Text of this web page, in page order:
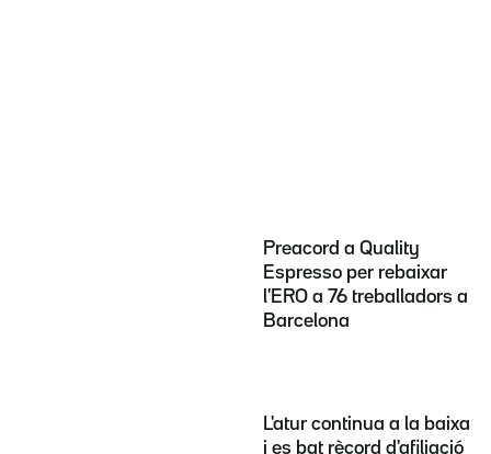
Preacord a Quality
Espresso per rebaixar
l'ERO a 76 treballadors a
Barcelona
L'atur continua a la baixa
i es bat rècord d'afiliació